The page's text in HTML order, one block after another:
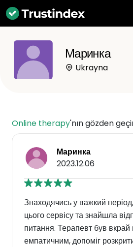
Маринка
Ukrayna
Online therapy'nın gözden
Маринка
2023.12.06
Знаходячись у важкий
цього сервісу та знайшла
питання. Терапевт був вкрай
емпатичним, допоміг